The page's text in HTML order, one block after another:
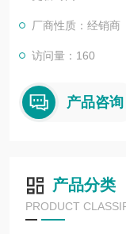
厂商性质：经销商
访问量：160
产品咨询
产品分类
PRODUCT